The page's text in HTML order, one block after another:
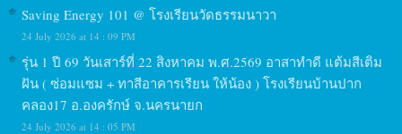
Saving Energy 101 @ โรงเรียนวัดธรรมนาวา
24 July 2026 at 14 : 09 PM
รุ่น 1 ปี 69 วันเสาร์ที่ 22 สิงหาคม พ.ศ.2569 อาสาทำดี แต้มสีเติม
ฝัน ( ซ่อมแซม + ทาสีอาคารเรียน ให้น้อง ) โรงเรียนบ้านปาก
คลอง17 อ.องครักษ์ จ.นครนายก
24 July 2026 at 14 : 05 PM